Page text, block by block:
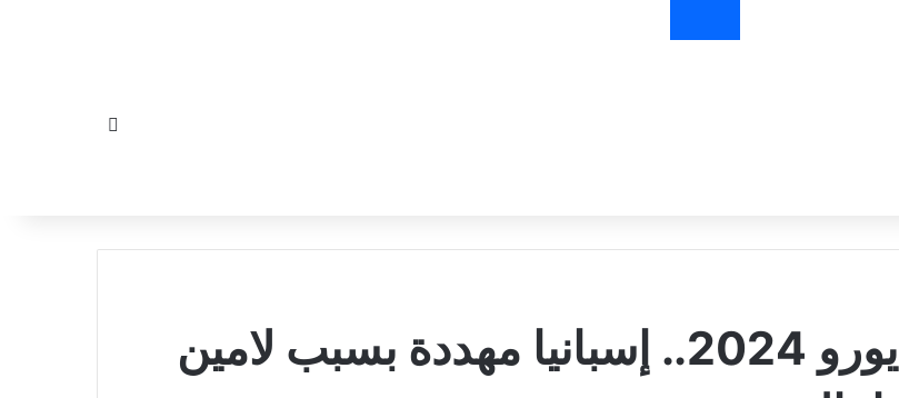
يورو 2024.. إسبانيا مهددة بسبب لامين